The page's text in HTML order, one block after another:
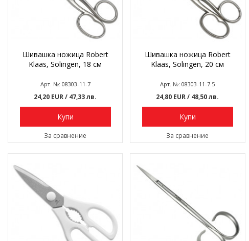
Шивашка нoжица Robert
Klaas, Solingen, 18 см
Арт. №: 08303-11-7
24,20 EUR/ 47,33 лв.
Купи
За сравнение
Шивашка нoжица Robert
Klaas, Solingen, 20 см
Арт. №: 08303-11-7.5
24,80 EUR/ 48,50 лв.
Купи
За сравнение